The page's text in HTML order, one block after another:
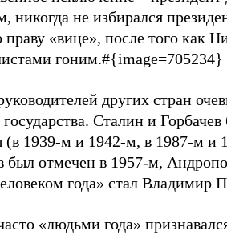
никогда не избирался
праву «вице», после того как
гоним.#{image=705234}
других стран
Сталин и
(в 1939-м и 1942-м, в 1987-м и
был отмечен в 1957-м,
года» стал Владимир
«людьми года»